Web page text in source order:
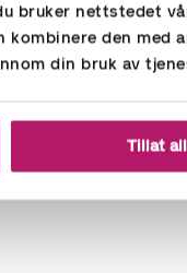
bruker nettstedet
den med
din bruk av
Tillat